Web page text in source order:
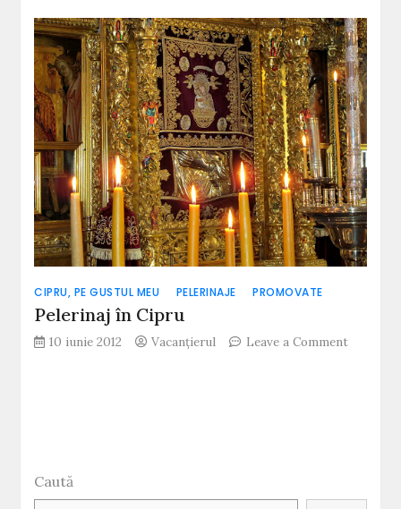
CIPRU, PE GUSTUL MEU PELERINAJE PROMOVATE
Pelerinaj în Cipru
10 iunie 2012 Vacanțierul Leave a Commenton
Caută